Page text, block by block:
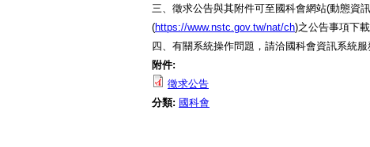
三、徵求公告與其附件可至國科會網站(動態資
(https://www.nstc.gov.tw/nat/ch)之公告事項下載
四、有關系統操作問題，請洽國科會資訊系統服
附件:
徵求公告
分類: 國科會